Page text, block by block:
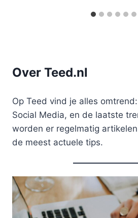
Over Teed.nl
Op Teed vind je alles
Social Media, en de laatste
worden er regelmatig
de meest actuele tips.